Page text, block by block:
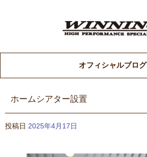
オフィシャルブログ
ホームシアター設置
投稿日 2025年4月17日